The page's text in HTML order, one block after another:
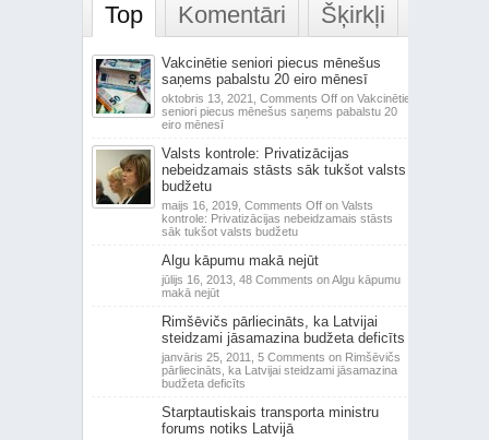
Top Komentāri Šķirkļi
Vakcinētie seniori piecus mēnešus
saņems pabalstu 20 eiro mēnesī
oktobris 13, 2021, Comments Offon Vakcinētie
seniori piecus mēnešus saņems pabalstu 20
eiro mēnesī
Valsts kontrole: Privatizācijas
nebeidzamais stāsts sāk tukšot valsts
budžetu
maijs 16, 2019, Comments Offon Valsts
kontrole: Privatizācijas nebeidzamais stāsts
sāk tukšot valsts budžetu
Algu kāpumu makā nejūt
jūlijs 16, 2013, 48 Comments on Algu kāpumu
makā nejūt
Rimšēvičs pārliecināts, ka Latvijai
steidzami jāsamazina budžeta deficīts
janvāris 25, 2011, 5 Comments on Rimšēvičs
pārliecināts, ka Latvijai steidzami jāsamazina
budžeta deficīts
Starptautiskais transporta ministru
forums notiks Latvijā